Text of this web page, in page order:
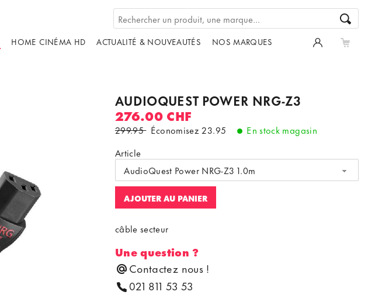
HOME CINÉMA HD ACTUALITÉ & NOUVEAUTÉS NOS MARQUES
AUDIOQUEST POWER NRG-Z3
276.00 CHF
299.95 Économisez23.95
En stock magasin
Article
AudioQuest Power NRG-Z3 1.0m
AJOUTER AU PANIER
câble secteur
Une question ?
Contactez nous !
021 811 53 53